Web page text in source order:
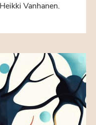
Vanhanen.